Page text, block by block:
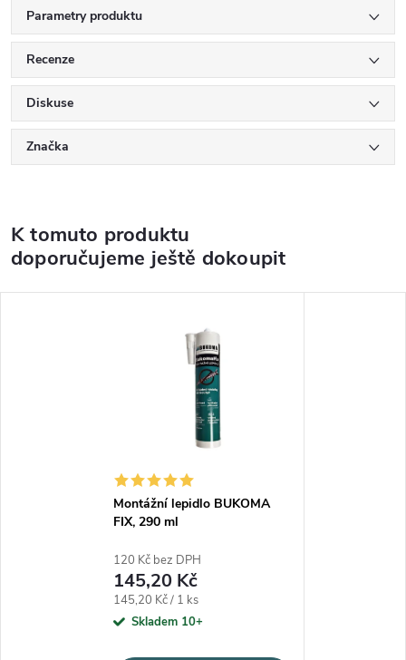
Parametry produktu
Recenze
Diskuse
Značka
K tomuto produktu
doporučujeme ještě dokoupit
Montážní lepidlo BUKOMA
FIX, 290 ml
120 Kč bez DPH
145,20 Kč
Měrná cena:
145,20 Kč / 1 ks
Skladem 10+